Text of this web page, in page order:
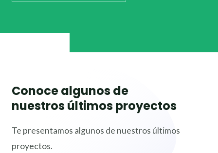
Conoce algunos de
nuestros últimos proyectos
Te presentamos algunos de nuestros últimos
proyectos.